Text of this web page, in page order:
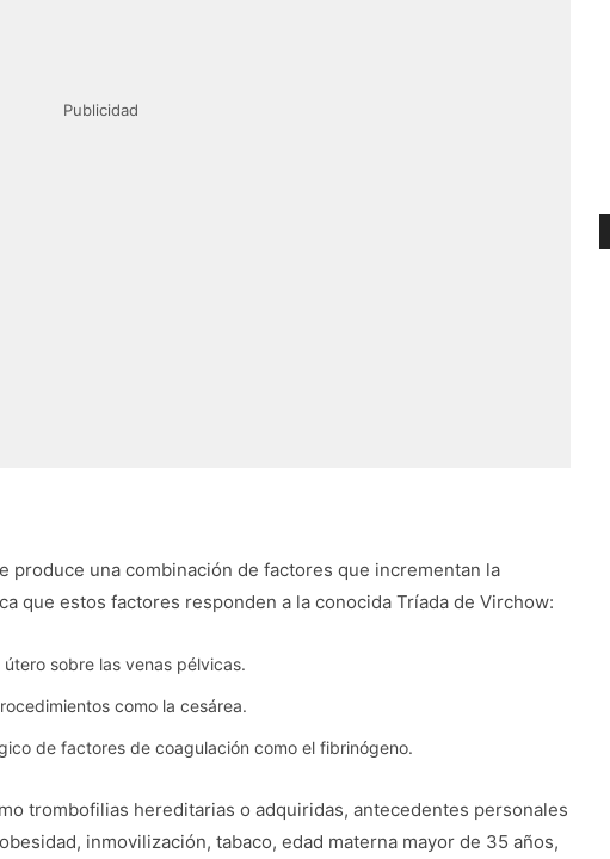
Publicidad
produce una combinación de factores que incrementan la
que estos factores responden a la conocida Tríada de Virchow:
sobre las venas pélvicas.
como la cesárea.
de factores de coagulación como el fibrinógeno.
trombofilias hereditarias o adquiridas, antecedentes personales
inmovilización, tabaco, edad materna mayor de 35 años,